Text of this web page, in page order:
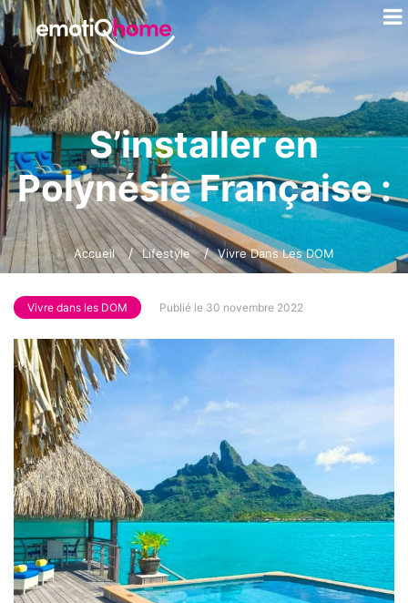
S’installer en
Polynésie Française :
avantages et
inconvénients, on
vous dit tout !
Accueil Lifestyle Vivre Dans Les DOM
Vivre dans les DOM Publié le 30 novembre 2022